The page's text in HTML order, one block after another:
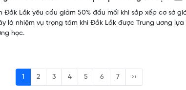
Đắk Lắk yêu cầu giảm 50% đầu mối khi sắp xếp cơ sở
là nhiệm vụ trọng tâm khi Đắk Lắk được Trung ương
học.
1 2 3 4 5 6 7 ››